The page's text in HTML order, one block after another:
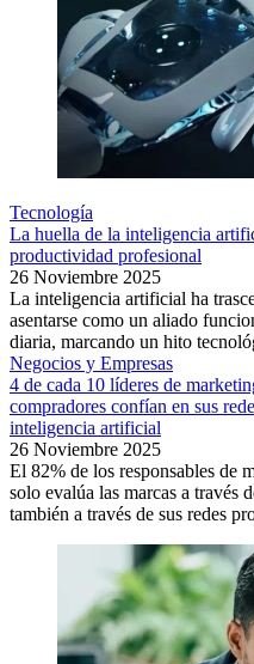
Tecnología
La huella de la inteligencia
productividad profesional
26 Noviembre 2025
La inteligencia artificial ha
asentarse como un aliado
diaria, marcando un hito
Negocios y Empresas
4 de cada 10 líderes de
compradores confían en sus
inteligencia artificial
26 Noviembre 2025
El 82% de los responsables de
solo evalúa las marcas a través
también a través de sus redes